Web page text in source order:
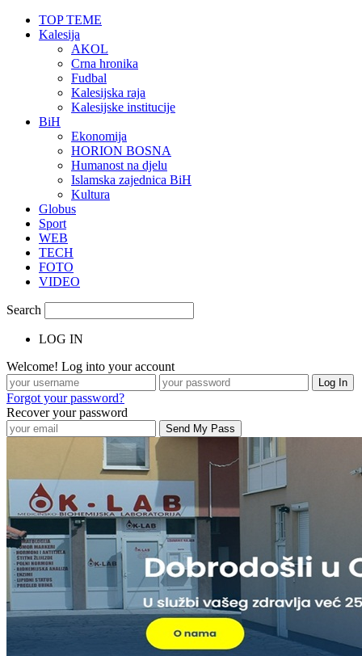
TOP TEME
Kalesija
AKOL
Crna hronika
Fudbal
Kalesijska raja
Kalesijske institucije
BiH
Ekonomija
HORION BOSNA
Humanost na djelu
Islamska zajednica BiH
Kultura
Globus
Sport
WEB
TECH
FOTO
VIDEO
Search
LOG IN
Welcome! Log into your account
Forgot your password?
Recover your password